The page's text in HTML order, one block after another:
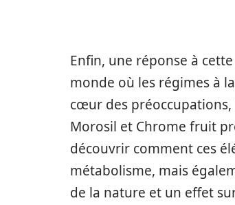
Enfin, une réponse à
monde où les régimes à
cœur des
Morosil et Chrome fruit
découvrir comment ces
métabolisme, mais
de la nature et un effet